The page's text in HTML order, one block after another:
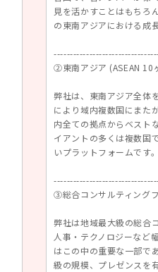
見を活かすことはもちろ
の東南アジアにおける成
②東南アジア (ASEAN 10
弊社は、東南アジア全体
により域内複数国にまた
内全ての拠点からベスト
イアントの多くは複数国
いプラットフォームです。
③総合コンサルティング
弊社は地域最大級の総合
人事・テクノロジーなど
はこの中の重要な一部で
級の規模、プレゼンスを